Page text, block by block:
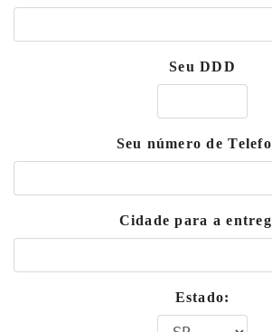
Seu DDD
Seu número de
Cidade para a
Estado: